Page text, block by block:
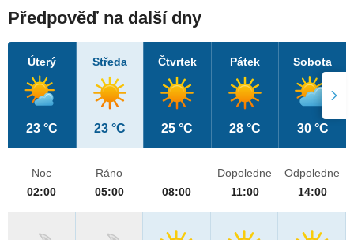
Předpověď na další dny
Úterý
23 °C
Středa
23 °C
Čtvrtek
25 °C
Pátek
28 °C
Sobota
30 °C
Noc
02:00
Ráno
05:00
08:00
Dopoledne
11:00
Odpoledne
14:00